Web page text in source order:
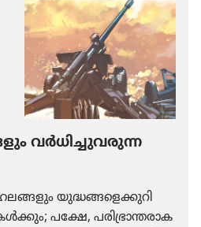
വർധി​ച്ചു​വ​രുന്ന
യുദ്ധങ്ങ​ളെ​ക്കു​റി​
പക്ഷേ, പരി​ഭ്രാ​ന്ത​രാ​ക​